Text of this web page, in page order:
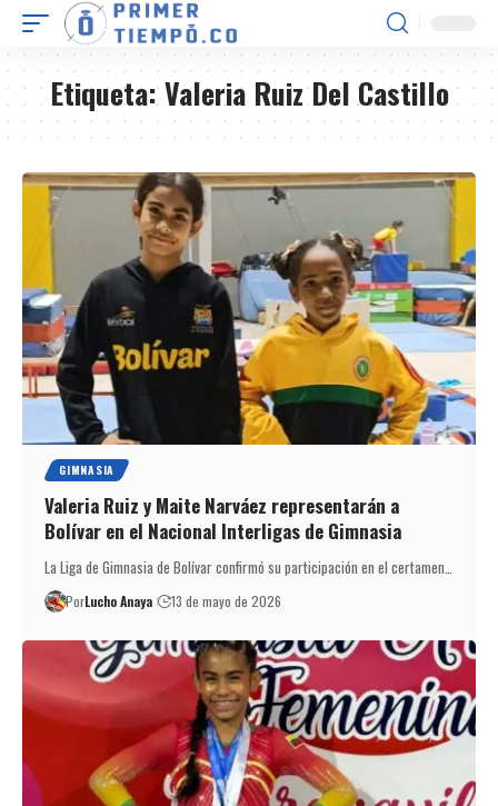
Etiqueta:Valeria Ruiz Del Castillo
GIMNASIA
Valeria Ruiz y Maite Narváez representarán a
Bolívar en el Nacional Interligas de Gimnasia
La Liga de Gimnasia de Bolívar confirmó su participación en el certamen…
PorLucho Anaya 13 de mayo de 2026